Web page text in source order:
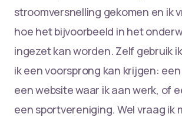
stroomversnelling gekomen en ik
hoe het bijvoorbeeld in het
ingezet kan worden. Zelf gebruik
ik een voorsprong kan krijgen:
een website waar ik aan werk, of
een sportvereniging. Wel vraag ik